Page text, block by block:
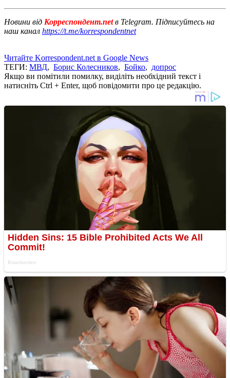
Новини від Корреспондент.netв Telegram. Підписуйтесь на
наш канал https://t.me/korrespondentnet
Читайте Korrespondent.net в Google News
ТЕГИ: МВД, Борис Колесников, Бойко, допрос
Якщо ви помітили помилку, виділіть необхідний текст і
натисніть Ctrl + Enter, щоб повідомити про це редакцію.